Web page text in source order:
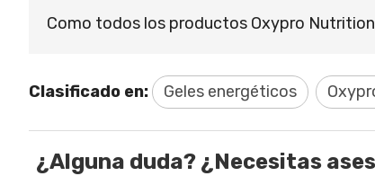
Como todos los productos Oxypro
Clasificado en: Geles energéticos
¿Alguna duda? ¿Necesitas